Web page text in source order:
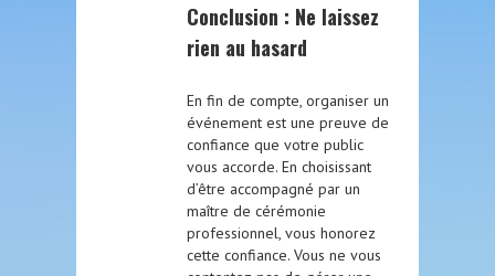
Conclusion : Ne laissez
rien au hasard
En fin de compte, organiser un
événement est une preuve de
confiance que votre public
vous accorde. En choisissant
d’être accompagné par un
maître de cérémonie
professionnel, vous honorez
cette confiance. Vous ne vous